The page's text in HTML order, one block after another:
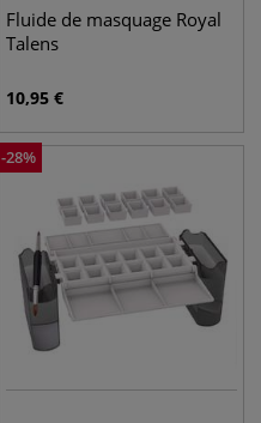
Fluide de masquage Royal
Talens
10,95 €
-28%